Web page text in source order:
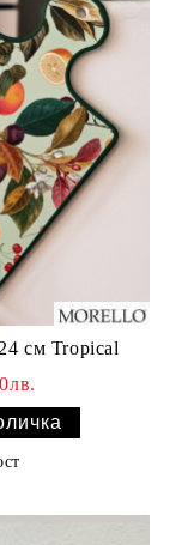
см Tropical